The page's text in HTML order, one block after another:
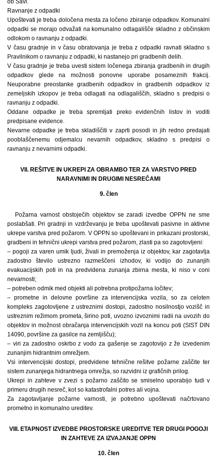
Ravnanje z odpadki
Upoštevati je treba določena mesta za ločeno zbiranje odpadkov. Komunalni
odpadki se morajo odvažati na komunalno odlagališče skladno z občinskim
odlokom o ravnanju z odpadki.
V času gradnje in v času obratovanja je treba z odpadki ravnati skladno s
Pravilnikom o ravnanju z odpadki, ki nastanejo pri gradbenih delih.
V času gradnje je treba uvesti sistem ločenega zbiranja gradbenih in drugih
odpadkov glede na možnosti ponovne uporabe posameznih frakcij.
Neuporabne preostanke gradbenih odpadkov in gradbenih odpadkov iz
zemeljskih izkopov je treba odlagati na odlagališčih, skladno s predpisi o
ravnanju z odpadki.
Oddane odpadke je treba spremljati preko evidenčnih listov in voditi
predpisane evidence.
Nevarne odpadke je treba skladiščiti v zaprti posodi in jih redno predajati
pooblaščenemu odjemalcu nevarnih odpadkov, skladno s predpisi o
ravnanju z nevarnimi odpadki.
VII. REŠITVE IN UKREPI ZA OBRAMBO TER ZA VARSTVO PRED
NARAVNIMI IN DRUGIMI NESREČAMI
9. člen
Požarna varnost obstoječih objektov se zaradi izvedbe OPPN ne sme
poslabšati. Pri gradnji in vzdrževanju je treba upoštevati pasivne in aktivne
ukrepe varstva pred požarom. V OPPN so upoštevani in prikazani prostorski,
gradbeni in tehnični ukrepi varstva pred požarom, zlasti pa so zagotovljeni:
– pogoji za varen umik ljudi, živali in premoženja iz objektov, kar zagotavlja
zadostno število ustrezno razmeščeni izhodov, ki vodijo do zunanjih
evakuacijskih poti in na predvidena zunanja zbirna mesta, ki niso v coni
nevarnosti;
– potreben odmik med objekti ali potrebna protipožarna ločitev;
– prometne in delovne površine za intervencijska vozila, so za celoten
kompleks zagotovljene z ustreznimi dostopi, zadostno nosilnostjo vozišč in
ustreznim režimom prometa, širino poti, uvozno izvoznimi radii na uvozih do
objektov in možnost obračanja intervencijskih vozil na koncu poti (SIST DIN
14090, površine za gasilce na zemljišču);
– viri za zadostno oskrbo z vodo za gašenje se zagotovijo z že izvedenim
zunanjim hidrantnim omrežjem.
Vsi intervencijski dostopi, predvidene tehnične rešitve požarne zaščite ter
sistem zunanjega hidrantnega omrežja, so razvidni iz grafičnih prilog.
Ukrepi in zahteve v zvezi s požarno zaščito se smiselno uporabijo tudi v
primeru drugih nesreč, kot so katastrofalni potres ali vojna.
Za zagotavljanje požarne varnosti, je potrebno upoštevati načrtovano
prometno in komunalno ureditev.
VIII. ETAPNOST IZVEDBE PROSTORSKE UREDITVE TER DRUGI POGOJI
IN ZAHTEVE ZA IZVAJANJE OPPN
10. člen